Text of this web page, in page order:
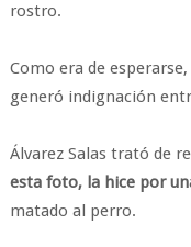
rostro.
Como era de
generó indignación
Álvarez Salas trató de
esta foto, la hice por
matado al perro.